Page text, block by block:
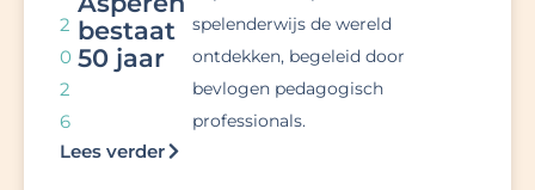
2
0
2
6
bestaat
50 jaar
spelenderwijs de wereld
ontdekken, begeleid door
bevlogen pedagogisch
professionals.
Lees verder